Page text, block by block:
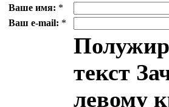
Ваше имя: *
Ваш e-mail: *
текст
левому